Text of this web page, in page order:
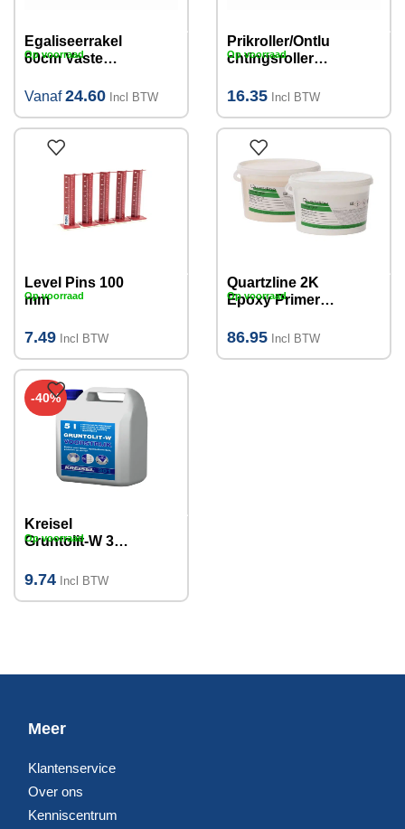
Egaliseerrakel
60cm Vaste
(verschillende
Vanaf24.60 Incl BTW
Op voorraad
Prikroller/Ontlu
chtingsroller
pinhoogte
16.35 Incl BTW
Op voorraad
Level Pins 100
mm
7.49 Incl BTW
Op voorraad
Quartzline 2K
Epoxy Primer
86.95 Incl BTW
Op voorraad
-40%
Kreisel
Gruntolit-W 301
9.74 Incl BTW
Op voorraad
Meer
Klantenservice
Over ons
Kenniscentrum